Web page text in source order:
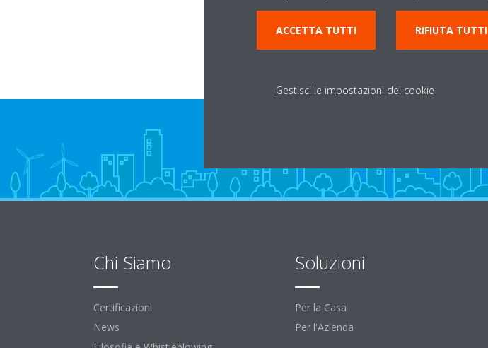
89014 OPPIDO MAMERTINA RC
Chi Siamo
Certificazioni
News
Soluzioni
Per la Casa
Per l'Azienda
ACCETTA TUTTI RIFIUTA TUTTI
Gestisci le impostazioni dei cookie